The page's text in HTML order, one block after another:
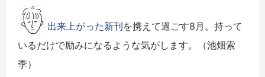
出来上がった新刊を携えて過ごす8月。持って
いるだけで励みになるような気がします。（池畑索
季）